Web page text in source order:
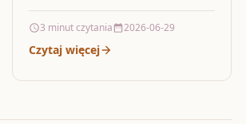
chrupem, Sonrisa Melon
Kandyzowany -Smak
Brzoskwinia/marakuja 1kg…
3 minut czytania 2026-06-29
Czytaj więcej